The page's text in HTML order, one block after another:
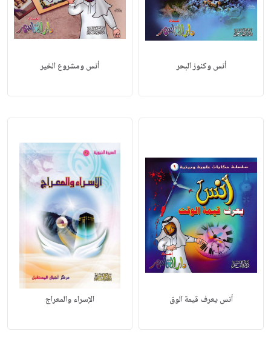
أنس وكنوز البحر أنس ومشروع الخير
أنس يعرف قيمة الوق الإسراء والمعراج